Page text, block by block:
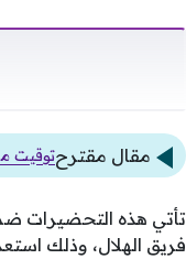
مقال مقترحتوقيت
تأتي هذه التحضيرات
فريق الهلال، وذلك